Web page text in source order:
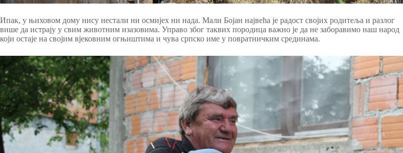
Ипак, у њиховом дому нису нестали ни осмијех ни нада. Мали Бојан највећа је радост својих родитеља и разлог
више да истрају у свим животним изазовима. Управо због таквих породица важно је да не заборавимо наш народ
који остаје на својим вјековним огњиштима и чува српско име у повратничким срединама.